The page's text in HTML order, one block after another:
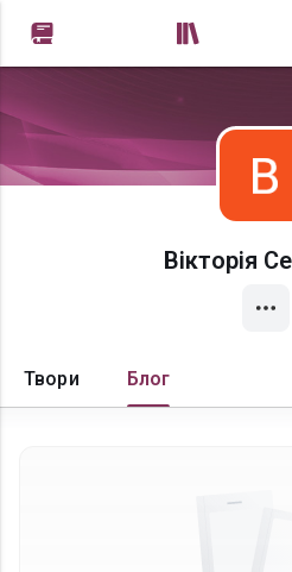
Вікторія
Твори Блог